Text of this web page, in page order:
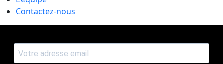
Contactez-nous